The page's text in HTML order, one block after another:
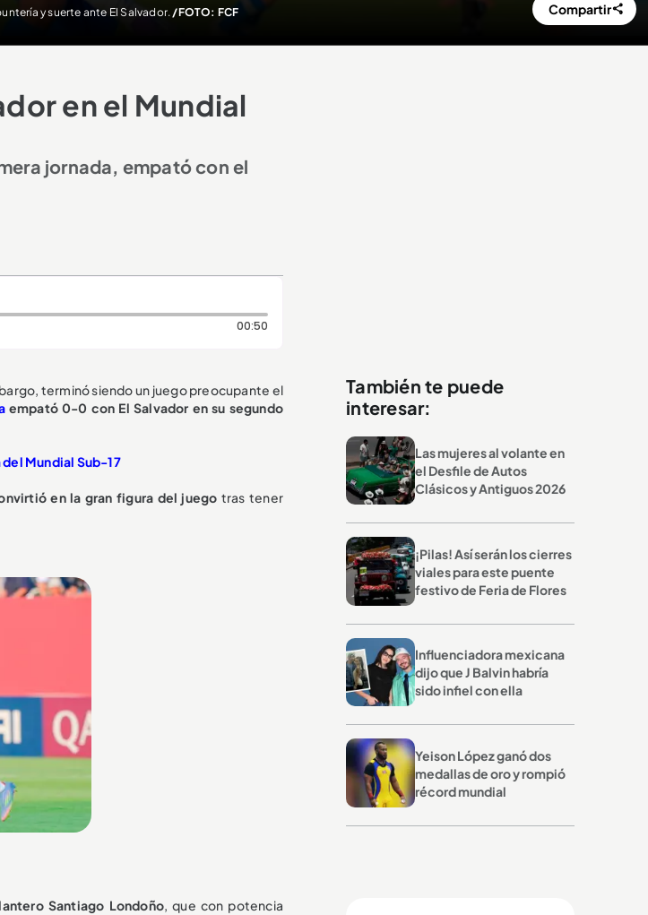
y suerte ante El Salvador. /FOTO: FCF Compartir
en el Mundial
jornada, empató con el
00:50Duración: 50 segundos
terminó siendo un juego preocupante el
empató 0-0 con El Salvador en su segundo
Mundial Sub-17
en la gran figura del juego tras tener
Santiago Londoño, que con potencia
También te puede
interesar:
Las mujeres al volante en
el Desfile de Autos
Clásicos y Antiguos 2026
¡Pilas! Así serán los cierres
viales para este puente
festivo de Feria de Flores
Influenciadora mexicana
dijo que J Balvin habría
sido infiel con ella
Yeison López ganó dos
medallas de oro y rompió
récord mundial